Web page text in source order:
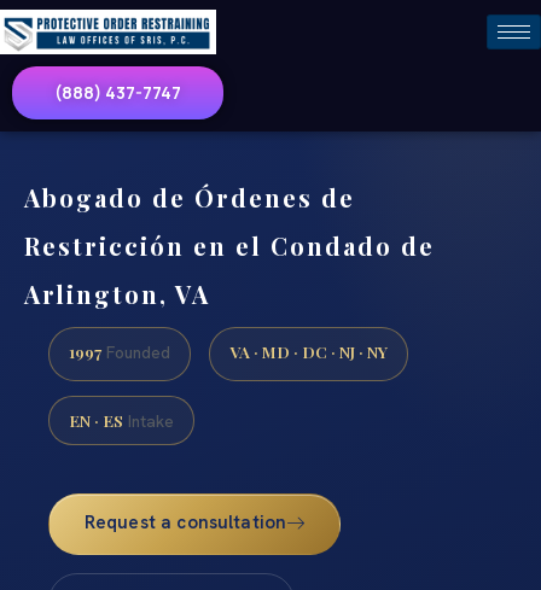
(888) 437-7747
Abogado de Órdenes de
Restricción en el Condado de
Arlington, VA
1997 Founded VA · MD · DC · NJ · NY
EN · ES Intake
Request a consultation